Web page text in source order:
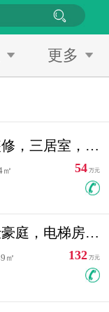
更多
新海阳东街，精装修，三居室，南北通透，拎包入住，单价低
㎡
54 万元
二中学区房，名仕豪庭，电梯房，双南卧室，单价低，急售
㎡
132 万元